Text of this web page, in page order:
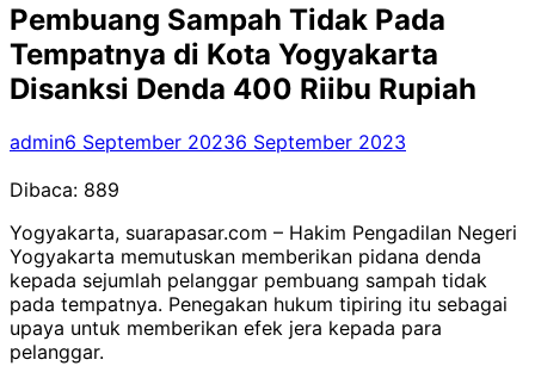
Pembuang Sampah Tidak Pada
Tempatnya di Kota Yogyakarta
Disanksi Denda 400 Riibu Rupiah
admin6 September 20236 September 2023
Dibaca: 889
Yogyakarta, suarapasar.com – Hakim Pengadilan Negeri
Yogyakarta memutuskan memberikan pidana denda
kepada sejumlah pelanggar pembuang sampah tidak
pada tempatnya. Penegakan hukum tipiring itu sebagai
upaya untuk memberikan efek jera kepada para
pelanggar.